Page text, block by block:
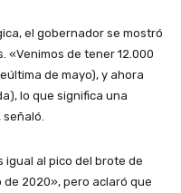
el gobernador se mostró
«Venimos de tener 12.000
de mayo), y ahora
lo que significa una
señaló.
igual al pico del brote de
2020», pero aclaró que